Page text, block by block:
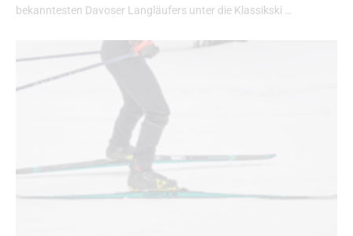
bekanntesten Davoser Langläufers unter die Klassikski …